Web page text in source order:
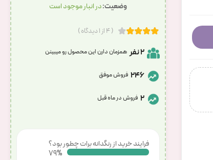
وضعیت:در انبار موجود است
( 4 از 1 دیدگاه )
2 نفر همزمان دارن این محصول رو میبینن
246 فروش موفق
2 فروش در ماه قبل
فرایند خرید از رنگدانه برات چطور بود؟
86%